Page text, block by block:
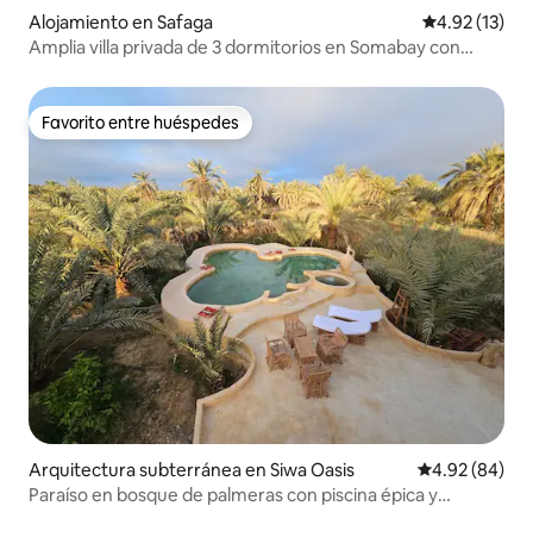
Alojamiento en Safaga Calificación
4.92 (13)
Amplia villa privada de 3 dormitorios en Somabay con
Favorito entre huéspedes
Favorito entre huéspedes
Arquitectura subterránea en Siwa Oasis Calificación
4.92 (84)
Paraíso en bosque de palmeras con piscina épica y